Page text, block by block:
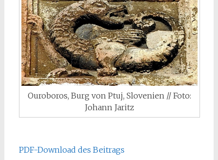
Ouroboros, Burg von Ptuj, Slovenien // Foto:
Johann Jaritz
PDF-Download des Beitrags